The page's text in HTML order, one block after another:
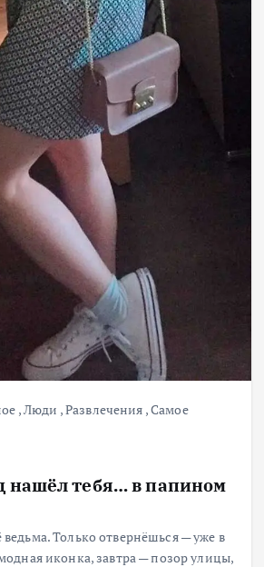
,Люди ,Развлечения ,Самое
нашёл тебя… в папином
Только отвернёшься — уже в
иконка, завтра — позор улицы,